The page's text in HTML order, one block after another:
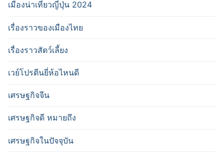
เมืองน่าเที่ยวญี่ปุ่น 2024
เรื่องราวของเมืองไทย
เรื่องราวสัตว์เลี้ยง
เวย์โปรตีนยี่ห้อไหนดี
เศรษฐกิจจีน
เศรษฐกิจดี หมายถึง
เศรษฐกิจในปัจจุบัน